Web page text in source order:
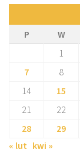
P
W
1
7
8
14
15
21
22
28
29
« lut kwi »